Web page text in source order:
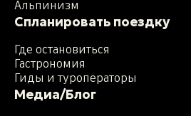
Альпинизм
Спланировать поездку
Где остановиться
Гастрономия
Гиды и туроператоры
Медиа/Блог